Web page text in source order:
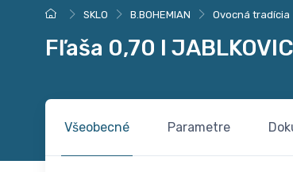
SKLO B.BOHEMIAN Ovocná tradícia
Fľaša 0,70 l
Všeobecné Parametre